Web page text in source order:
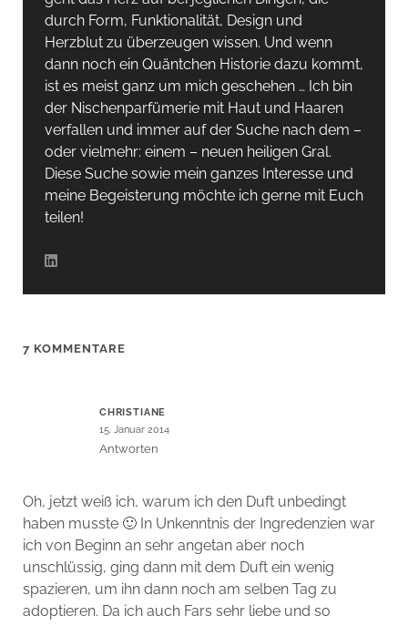
durch Form, Funktionalität, Design und
Herzblut zu überzeugen wissen. Und wenn
dann noch ein Quäntchen Historie dazu kommt,
ist es meist ganz um mich geschehen … Ich bin
der Nischenparfümerie mit Haut und Haaren
verfallen und immer auf der Suche nach dem –
oder vielmehr: einem – neuen heiligen Gral.
Diese Suche sowie mein ganzes Interesse und
meine Begeisterung möchte ich gerne mit Euch
teilen!
7 KOMMENTARE
CHRISTIANE
15. Januar 2014
Antworten
Oh, jetzt weiß ich, warum ich den Duft unbedingt
haben musste 🙂 In Unkenntnis der Ingredenzien war
ich von Beginn an sehr angetan aber noch
unschlüssig, ging dann mit dem Duft ein wenig
spazieren, um ihn dann noch am selben Tag zu
adoptieren. Da ich auch Fars sehr liebe und so